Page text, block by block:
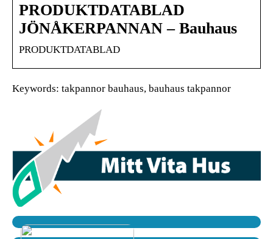
PRODUKTDATABLAD
JÖNÅKERPANNAN – Bauhaus
PRODUKTDATABLAD
Keywords: takpannor bauhaus, bauhaus takpannor